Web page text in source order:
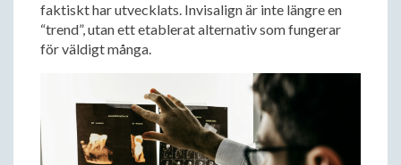
faktiskt har utvecklats. Invisalign är inte längre en
“trend”, utan ett etablerat alternativ som fungerar
för väldigt många.